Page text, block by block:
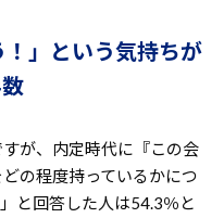
」という気持ちが
が、内定時代に『この会
の程度持っているかにつ
と回答した人は54.3％と